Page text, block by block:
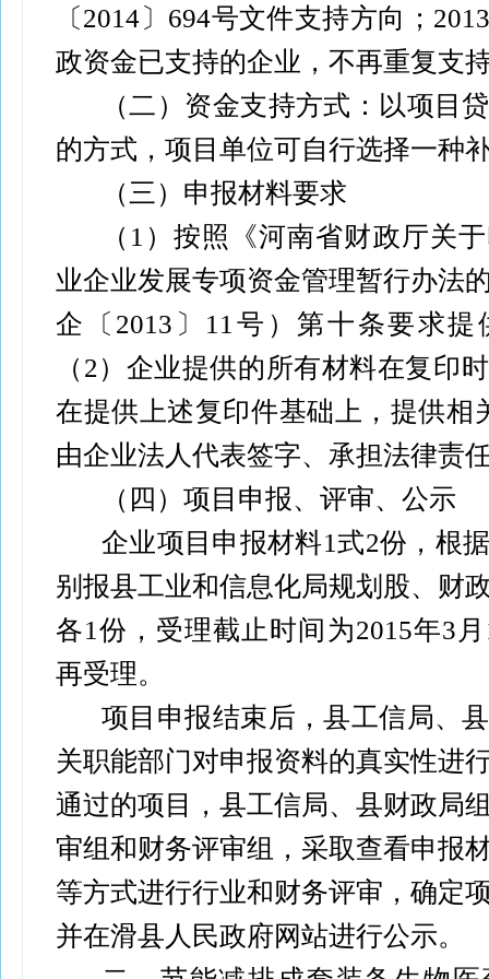
〔2014〕694号文件支持方向；
政资金已支持的企业，不再重复支
（二）资金支持方式：以项目
的方式，项目单位可自行选择一种
（三）申报材料要求
（1）按照《河南省财政厅关
业企业发展专项资金管理暂行办法
企〔2013〕11号）第十条要求提
（2）企业提供的所有材料在复印
在提供上述复印件基础上，提供相
由企业法人代表签字、承担法律责
（四）项目申报、评审、公示
企业项目申报材料1式2份，根
别报县工业和信息化局规划股、财
各1份，受理截止时间为2015年3
再受理。
项目申报结束后，县工信局、
关职能部门对申报资料的真实性进
通过的项目，县工信局、县财政局
审组和财务评审组，采取查看申报
等方式进行行业和财务评审，确定
并在滑县人民政府网站进行公示。